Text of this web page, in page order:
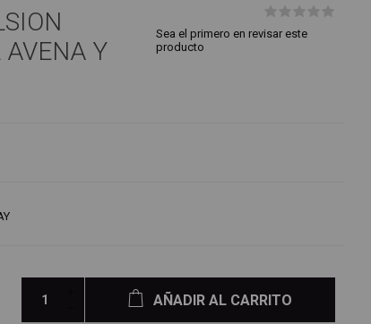
Y
Sea el primero en revisar este
producto
AÑADIR AL CARRITO